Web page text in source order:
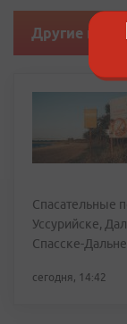
Другие
Спасательные
Уссурийске,
Спасске-
сегодня, 14:42